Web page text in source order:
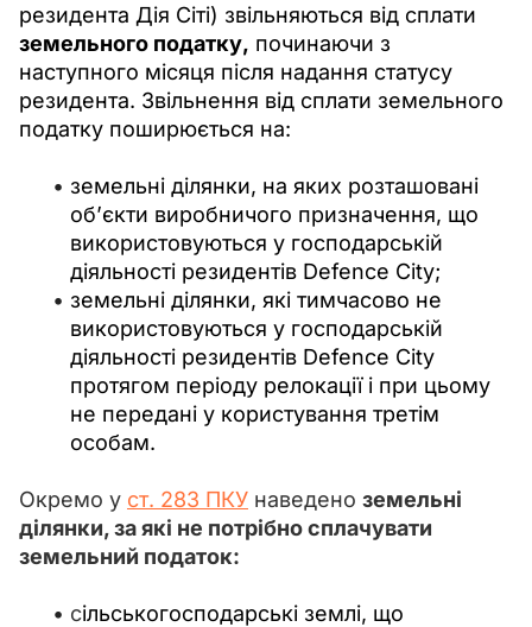
резидента Дія Сіті) звільняються від сплати
земельного податку, починаючи з
наступного місяця після надання статусу
резидента. Звільнення від сплати земельного
податку поширюється на:
земельні ділянки, на яких розташовані
об’єкти виробничого призначення, що
використовуються у господарській
діяльності резидентів Defence City;
земельні ділянки, які тимчасово не
використовуються у господарській
діяльності резидентів Defence City
протягом періоду релокації і при цьому
не передані у користування третім
особам.
Окремо у ст. 283 ПКУ наведено земельні
ділянки, за які не потрібно сплачувати
земельний податок:
сільськогосподарські землі, що